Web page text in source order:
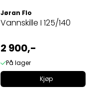
Jøran Flo
Vannskille I 125/140
2 900,-
På lager
Kjøp